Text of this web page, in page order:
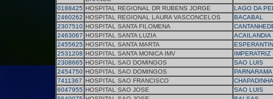
0188425 HOSPITAL REGIONAL DR RUBENS JORGE
LAGO DA
2460262 HOSPITAL REGIONAL LAURA VASCONCELOS
BACABAL
2307510 HOSPITAL SANTA FILOMENA
2463067 HOSPITAL SANTA LUZIA
ACAILANDIA
2455625 HOSPITAL SANTA MARTA
2531208 HOSPITAL SANTA MONICA IMV
IMPERATRIZ
2308665 HOSPITAL SAO DOMINGOS
SAO LUIS
2454750 HOSPITAL SAO DOMINGOS
PARNARAMA
7411367 HOSPITAL SAO FRANCISCO
CHAPADINHA
6047955 HOSPITAL SAO JOSE
SAO LUIS